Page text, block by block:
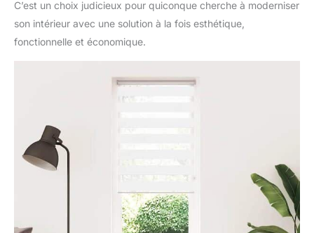
C’est un choix judicieux pour quiconque cherche à moderniser
son intérieur avec une solution à la fois esthétique,
fonctionnelle et économique.